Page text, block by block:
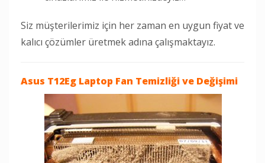
Siz müşterilerimiz için her zaman en uygun fiyat ve
kalıcı çözümler üretmek adına çalışmaktayız.
Asus T12Eg Laptop Fan Temizliği ve Değişimi